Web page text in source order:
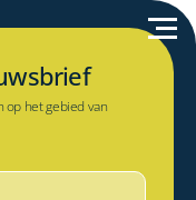
op het gebied van